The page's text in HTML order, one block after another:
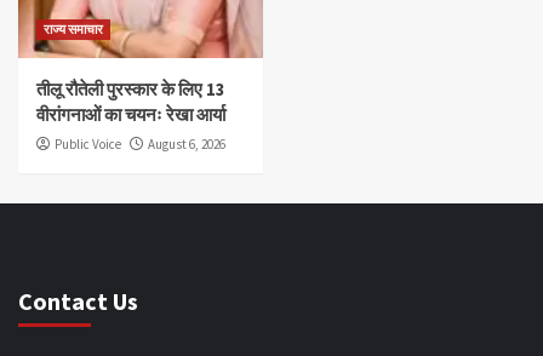
राज्य समाचार
तीलू रौतेली पुरस्कार के लिए 13
वीरांगनाओं का चयनः रेखा आर्या
Public Voice August 6, 2026
Contact Us